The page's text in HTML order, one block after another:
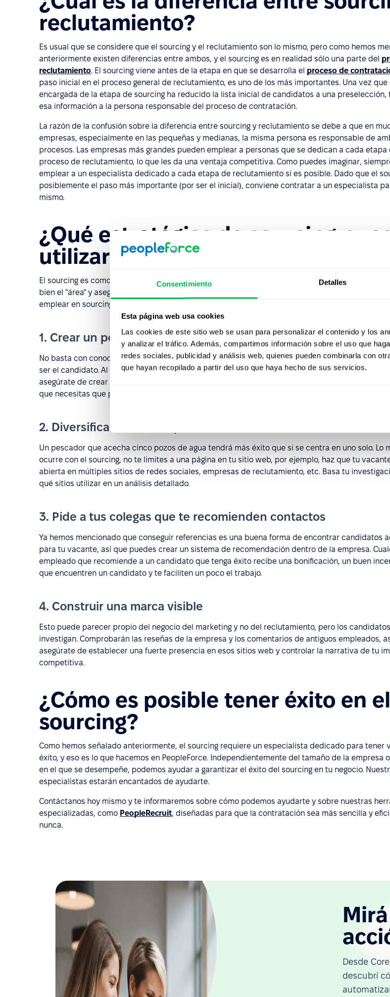
Consentimiento Detalles
Esta página web usa cookies
Las cookies de este sitio web se usan para personalizar el contenido y los
y analizar el tráfico. Además, compartimos información sobre el uso que
redes sociales, publicidad y análisis web, quienes pueden combinarla con
que hayan recopilado a partir del uso que haya hecho de sus servicios.
reclutamiento?
Es usual que se considere que el sourcing y el reclutamiento son lo mismo, pero como hemos
anteriormente existen diferencias entre ambos, y el sourcing es en realidad sólo una parte del
reclutamiento. El sourcing viene antes de la etapa en que se desarrolla el proceso de
paso inicial en el proceso general de reclutamiento, es uno de los más importantes. Una vez que
encargada de la etapa de sourcing ha reducido la lista inicial de candidatos a una preselección,
esa información a la persona responsable del proceso de contratación.
La razón de la confusión sobre la diferencia entre sourcing y reclutamiento se debe a que en
empresas, especialmente en las pequeñas y medianas, la misma persona es responsable de
procesos. Las empresas más grandes pueden emplear a personas que se dedican a cada etapa
proceso de reclutamiento, lo que les da una ventaja competitiva. Como puedes imaginar,
emplear a un especialista dedicado a cada etapa de reclutamiento si es posible. Dado que el
posiblemente el paso más importante (por ser el inicial), conviene contratar a un especialista
mismo.
¿Qué estratégias de sourcing
utilizar?
El sourcing es como la pesca: se puede lanzar el sedal al agua y esperar lo mejor, pero es mejor
bien el "área" y asegurarse de que el anzuelo picará. Algunas de las mejores tácticas que se
emplear en sourcing son:
1. Crear un perfil del candidato
No basta con conocer la vacante que hay que cubrir, también es necesario saber exactamente
ser el candidato. Al crear un perfil, podrás identificar fácilmente a los candidatos que estás
asegúrate de crear un perfil lo más detallado posible y comprender los factores exactos de
que necesitas que posea.
2. Diversifica el "área de pesca" de la contratación
Un pescador que acecha cinco pozos de agua tendrá más éxito que si se centra en uno solo. Lo
ocurre con el sourcing, no te limites a una página en tu sitio web, por ejemplo, haz que tu
abierta en múltiples sitios de redes sociales, empresas de reclutamiento, etc. Basa tu
qué sitios utilizar en un análisis detallado.
3. Pide a tus colegas que te recomienden contactos
Ya hemos mencionado que conseguir referencias es una buena forma de encontrar candidatos
para tu vacante, así que puedes crear un sistema de recomendación dentro de la empresa.
empleado que recomiende a un candidato que tenga éxito recibe una bonificación, un buen
que encuentren un candidato y te faciliten un poco el trabajo.
4. Construir una marca visible
Esto puede parecer propio del negocio del marketing y no del reclutamiento, pero los
investigan. Comprobarán las reseñas de la empresa y los comentarios de antiguos empleados,
asegúrate de establecer una fuerte presencia en esos sitios web y controlar la narrativa de tu
competitiva.
¿Cómo es posible tener éxito en el
sourcing?
Como hemos señalado anteriormente, el sourcing requiere un especialista dedicado para tener
éxito, y eso es lo que hacemos en PeopleForce. Independientemente del tamaño de la empresa
en el que se desempeñe, podemos ayudar a garantizar el éxito del sourcing en tu negocio.
especialistas estarán encantados de ayudarte.
Contáctanos hoy mismo y te informaremos sobre cómo podemos ayudarte y sobre nuestras
especializadas, como PeopleRecruit, diseñadas para que la contratación sea más sencilla y
nunca.
Desde
descubrí